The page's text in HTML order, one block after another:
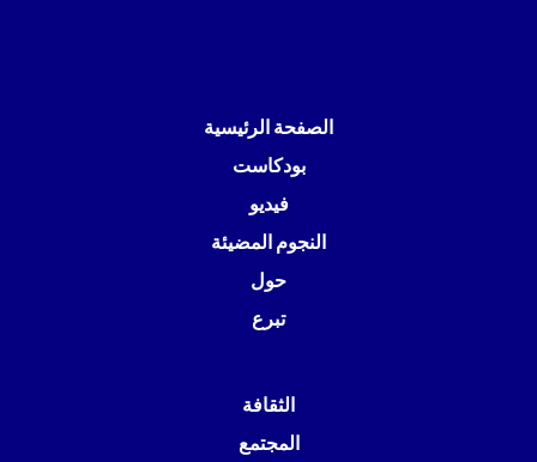
الصفحة الرئيسية
بودكاست
فيديو
النجوم المضيئة
حول
تبرع
الثقافة
المجتمع